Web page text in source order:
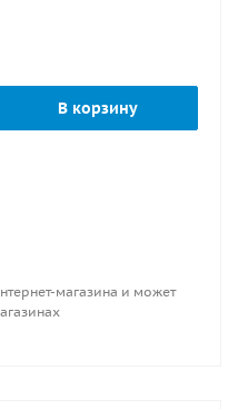
В корзину
магазина и может